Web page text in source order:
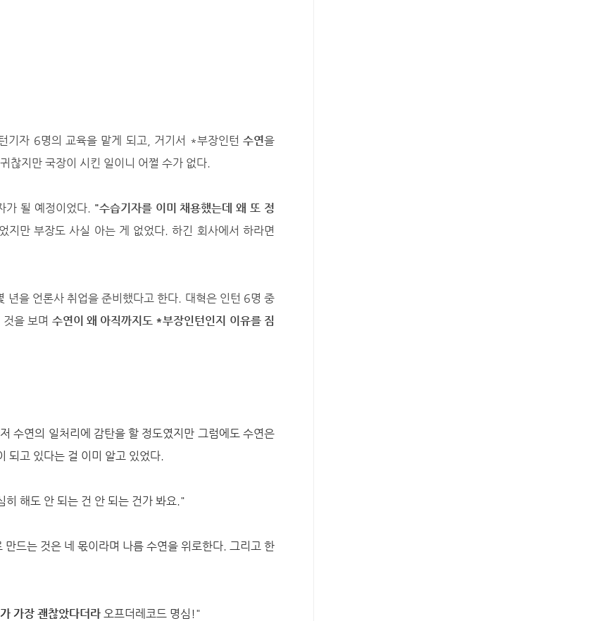
기자 6명의 교육을 맡게 되고, 거기서 *부장인턴수연을
찮지만 국장이 시킨 일이니 어쩔 수가 없다.
가 될 예정이었다. "수습기자를 이미 채용했는데 왜 또 정
지만 부장도 사실 아는 게 없었다. 하긴 회사에서 하라면
을 언론사 취업을 준비했다고 한다. 대혁은 인턴 6명 중
을 보며 수연이 왜 아직까지도 *부장인턴인지 이유를 짐
수연의 일처리에 감탄을 할 정도였지만 그럼에도 수연은
되고 있다는 걸 이미 알고 있었다.
해도 안 되는 건 안 되는 건가 봐요."
드는 것은 네 몫이라며 나름 수연을 위로한다. 그리고 한
가장 괜찮았다더라 오프더레코드 명심!"